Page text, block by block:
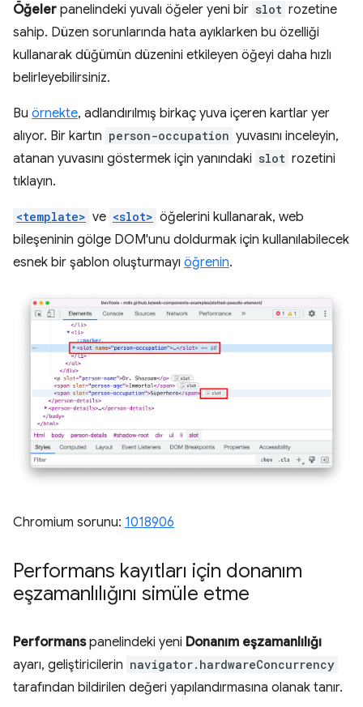
Öğeler panelindeki yuvalı öğeler yeni bir slot rozetine
sahip. Düzen sorunlarında hata ayıklarken bu özelliği
kullanarak düğümün düzenini etkileyen öğeyi daha hızlı
belirleyebilirsiniz.
Bu örnekte, adlandırılmış birkaç yuva içeren kartlar yer
alıyor. Bir kartın person-occupation yuvasını inceleyin,
atanan yuvasını göstermek için yanındaki slot rozetini
tıklayın.
<template> ve <slot> öğelerini kullanarak, web
bileşeninin gölge DOM'unu doldurmak için kullanılabilecek
esnek bir şablon oluşturmayı öğrenin.
Chromium sorunu: 1018906
Performans kayıtları için donanım
eşzamanlılığını simüle etme
Performanspanelindeki yeni Donanım eşzamanlılığı
ayarı, geliştiricilerin navigator.hardwareConcurrency
tarafından bildirilen değeri yapılandırmasına olanak tanır.